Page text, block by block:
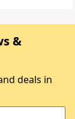
&
deals in